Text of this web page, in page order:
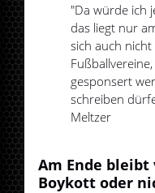
"Da würde ich
das liegt nur
sich auch
gesponsert
schreiben
Meltzer
Am Ende
Boykott oder